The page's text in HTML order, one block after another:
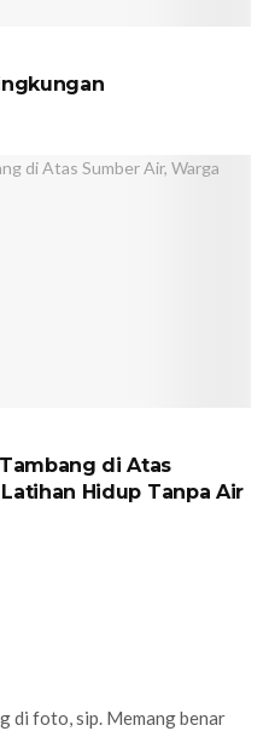
di Atas
Hidup Tanpa Air
di foto, sip. Memang benar